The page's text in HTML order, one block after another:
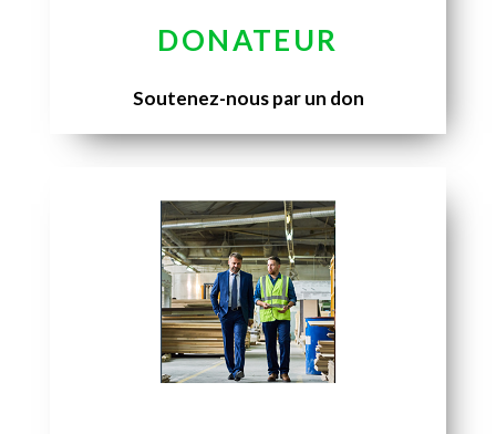
DONATEUR
Soutenez-nous par un don